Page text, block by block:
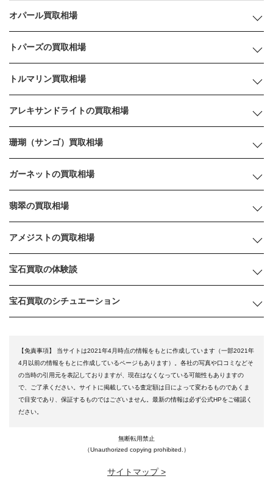
オパール買取相場
トパーズの買取相場
トルマリン買取相場
アレキサンドライトの買取相場
珊瑚（サンゴ）買取相場
ガーネットの買取相場
翡翠の買取相場
アメジストの買取相場
宝石買取の体験談
宝石買取のシチュエーション
【免責事項】
当サイトは2021年4月時点の情報をもとに作成しています（一部2021年
4月以前の情報をもとに作成しているページもあります）。各社の写真や口コミなどそ
の当時の引用元を表記しておりますが、現在はなくなっている可能性もありますの
で、ご了承ください。サイトに掲載している査定額は日によって変わるものであくま
で目安であり、保証するものではございません。最新の情報は必ず公式HPをご確認く
ださい。
無断転用禁止
（Unauthorized copying prohibited.）
サイトマップ >